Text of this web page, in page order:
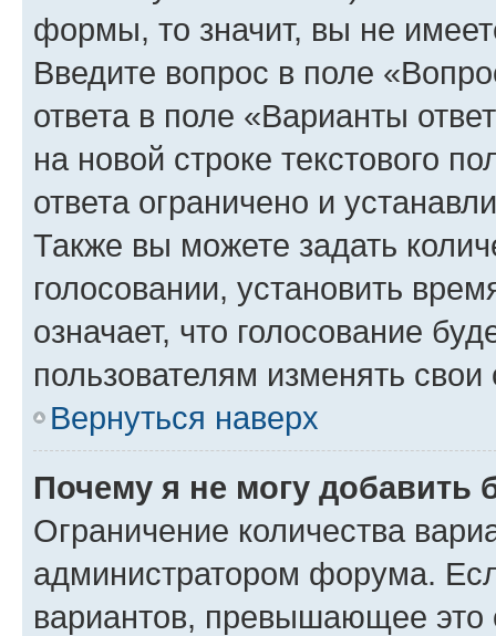
формы, то значит, вы не
Введите вопрос в поле
ответа в поле «Варианты
на новой строке текстового
ответа ограничено и
Также вы можете задать
голосовании, установить
означает, что голосование
пользователям изменять свои
Вернуться наверх
Почему я не могу добавить
Ограничение количества
администратором форума.
вариантов, превышающее это